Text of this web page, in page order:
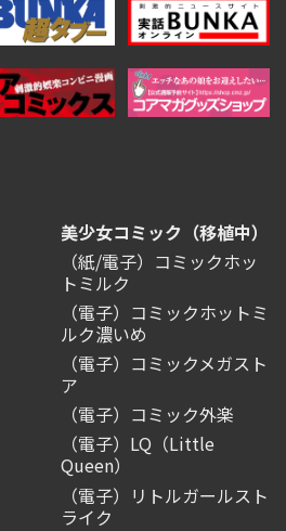
美少女コミック（移植中）
（紙/電子）コミックホッ
トミルク
（電子）コミックホットミ
ルク濃いめ
（電子）コミックメガスト
ア
（電子）コミック外楽
（電子）LQ（Little
Queen）
（電子）リトルガールスト
ライク